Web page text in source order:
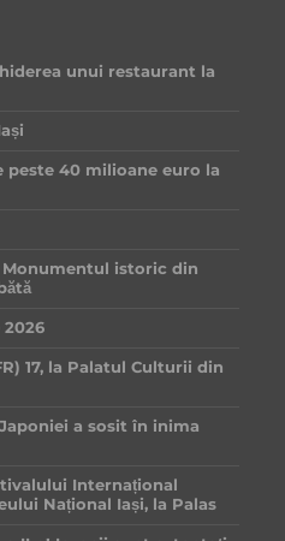
unui restaurant la
peste 40 milioane euro la
Monumentul istoric din
17, la Palatul Culturii din
a sosit în inima
Internațional
Național Iași, la Palas